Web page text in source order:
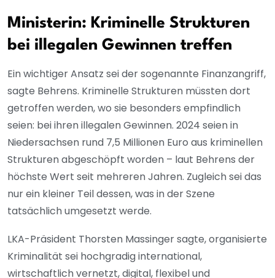
Ministerin: Kriminelle Strukturen
bei illegalen Gewinnen treffen
Ein wichtiger Ansatz sei der sogenannte Finanzangriff,
sagte Behrens. Kriminelle Strukturen müssten dort
getroffen werden, wo sie besonders empfindlich
seien: bei ihren illegalen Gewinnen. 2024 seien in
Niedersachsen rund 7,5 Millionen Euro aus kriminellen
Strukturen abgeschöpft worden – laut Behrens der
höchste Wert seit mehreren Jahren. Zugleich sei das
nur ein kleiner Teil dessen, was in der Szene
tatsächlich umgesetzt werde.
LKA-Präsident Thorsten Massinger sagte, organisierte
Kriminalität sei hochgradig international,
wirtschaftlich vernetzt, digital, flexibel und